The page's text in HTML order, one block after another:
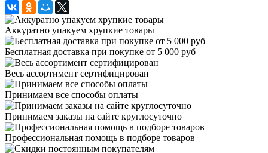
Аккуратно упакуем хрупкие товары
Бесплатная доставка при покупке от 5 000 руб
Весь ассортимент сертифицирован
Принимаем все способы оплаты
Принимаем заказы на сайте круглосуточно
Профессиональная помощь в подборе товаров